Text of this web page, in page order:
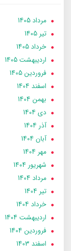
مرداد 1405
تير 1405
خرداد 1405
ارديبهشت 1405
فروردین 1405
اسفند 1404
بهمن 1404
دی 1404
آذر 1404
آبان 1404
مهر 1404
شهریور 1404
مرداد 1404
تير 1404
خرداد 1404
ارديبهشت 1404
فروردین 1404
اسفند 1403